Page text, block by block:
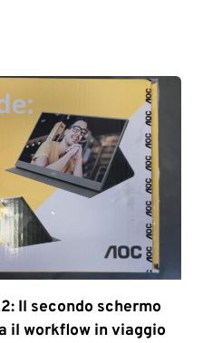
Il secondo schermo
il workflow in viaggio